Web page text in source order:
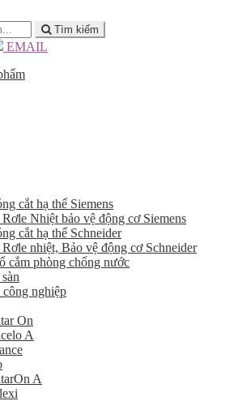
Tìm kiếm
EMAIL
cắt hạ thế Siemens
Nhiệt bảo vệ động cơ Siemens
cắt hạ thế Schneider
nhiệt, Bảo vệ động cơ Schneider
cắm phòng chống nước
công nghiệp
On
A
A